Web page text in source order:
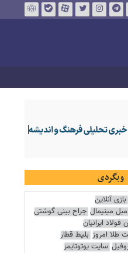
وبگردی
بازی آنلاین
مبل مینیمال جراح بینی گوشتی
ایرانیان
طلا امروز بلیط قطار
سایت یوتوتایمز